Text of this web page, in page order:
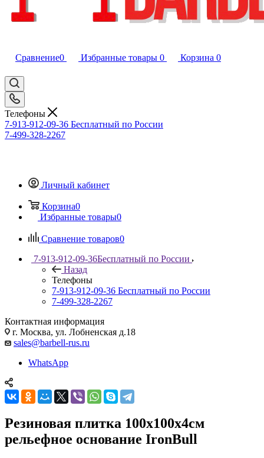
Сравнение0 Избранные товары 0 Корзина 0
Телефоны
7-913-912-09-36 Бесплатный по России
7-499-328-2267
Личный кабинет
Корзина0
Избранные товары0
Сравнение товаров0
7-913-912-09-36Бесплатный по России
Назад
Телефоны
7-913-912-09-36 Бесплатный по России
7-499-328-2267
Контактная информация
г. Москва, ул. Лобненская д.18
sales@barbell-rus.ru
WhatsApp
Резиновая плитка 100х100х4см
рельефное основание IronBull